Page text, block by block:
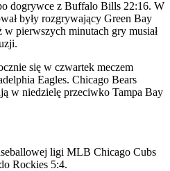
dogrywce z Buffalo Bills 22:16. W
były rozgrywający Green Bay
w pierwszych minutach gry musiał
się w czwartek meczem
Eagles. Chicago Bears
w niedzielę przeciwko Tampa Bay
ligi MLB Chicago Cubs
Rockies 5:4.